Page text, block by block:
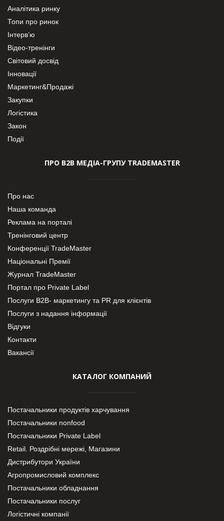
Аналітика ринку
Топи про ринок
Інтерв’ю
Відео-тренінги
Світовий досвід
Інновації
Маркетинг&Продажі
Закупки
Логістика
Закон
Події
ПРО В2В МЕДІА-ГРУПУ TRADEMASTER
Про нас
Наша команда
Реклама на порталі
Тренінговий центр
Конференції TradeMaster
Національні Премії
Журнал TradeMaster
Портал про Private Label
Послуги В2В- маркетингу та PR для клієнтів
Послуги з надання інформації
Відгуки
Контакти
Вакансії
КАТАЛОГ КОМПАНИЙ
Постачальники продуктів харчування
Постачальники nonfood
Постачальники Private Label
Retail. Роздрібні мережі, Магазини
Дистрибутори України
Агропромисловий комплекс
Постачальники обладнання
Постачальники послуг
Логістичні компанії